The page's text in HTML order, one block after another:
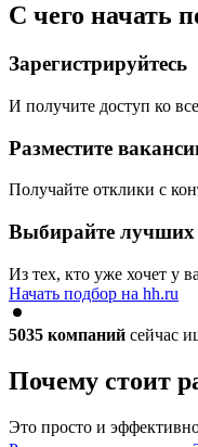
С чего начать
Зарегистрируйтесь
И получите доступ ко
Разместите
Получайте отклики с
Выбирайте лучших
Из тех, кто уже хочет у
Начать подбор на hh.ru
5035 компаний сейчас
Почему стоит
Это просто и